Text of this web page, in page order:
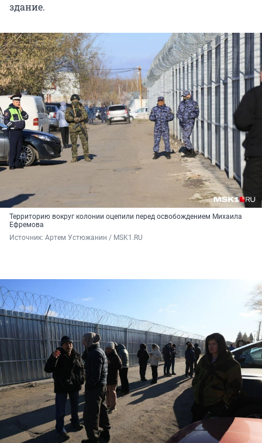
здание.
Территорию вокруг колонии оцепили перед освобождением Михаила
Ефремова
Источник: Артем Устюжанин / MSK1.RU